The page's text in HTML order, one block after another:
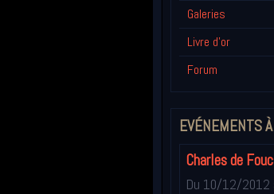
Galeries
Livre d'or
Forum
EVÉNEMENTS
Charles de
Du 10/12/2012